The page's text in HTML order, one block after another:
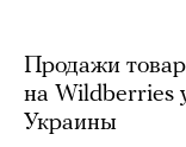
Продажи
на Wildberries
Украины